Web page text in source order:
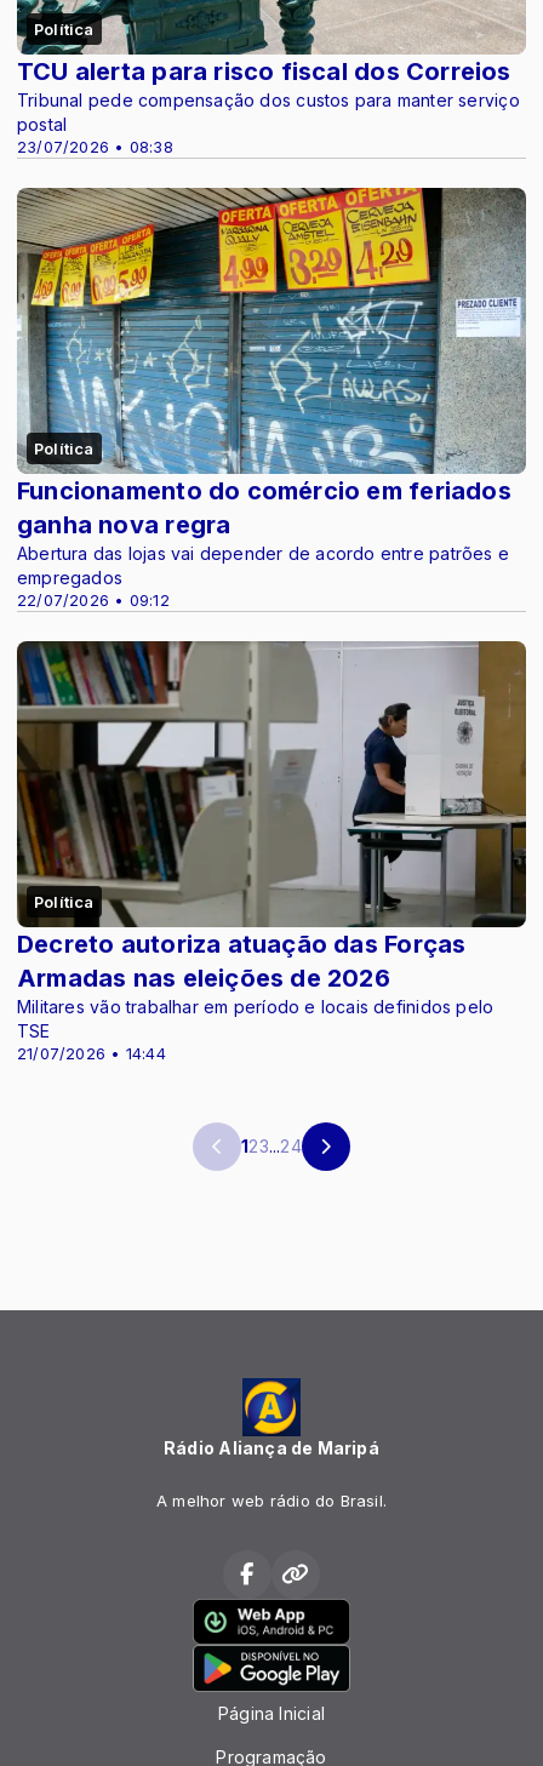
Política
23/07/2026 • 08:38
TCU alerta para risco fiscal dos Correios
Tribunal pede compensação dos custos para manter serviço
postal
Política
22/07/2026 • 09:12
Funcionamento do comércio em feriados
ganha nova regra
Abertura das lojas vai depender de acordo entre patrões e
empregados
Política
21/07/2026 • 14:44
Decreto autoriza atuação das Forças
Armadas nas eleições de 2026
Militares vão trabalhar em período e locais definidos pelo
TSE
123...24
Rádio Aliança de Maripá
A melhor web rádio do Brasil.
Página Inicial
Programação